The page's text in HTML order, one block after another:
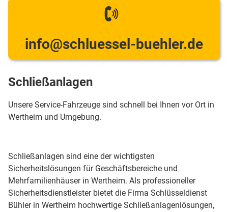
info@schluessel-buehler.de
Schließanlagen
Unsere Service-Fahrzeuge sind schnell bei Ihnen vor Ort in
Wertheim und Umgebung.
Schließanlagen sind eine der wichtigsten
Sicherheitslösungen für Geschäftsbereiche und
Mehrfamilienhäuser in Wertheim. Als professioneller
Sicherheitsdienstleister bietet die Firma Schlüsseldienst
Bühler in Wertheim hochwertige Schließanlagenlösungen,